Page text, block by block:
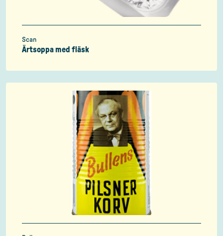
Scan
Ärtsoppa med fläsk